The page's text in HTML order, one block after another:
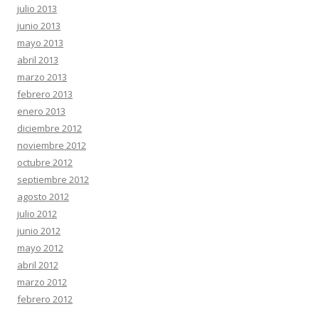
julio 2013
junio 2013
mayo 2013
abril 2013
marzo 2013
febrero 2013
enero 2013
diciembre 2012
noviembre 2012
octubre 2012
septiembre 2012
agosto 2012
julio 2012
junio 2012
mayo 2012
abril 2012
marzo 2012
febrero 2012